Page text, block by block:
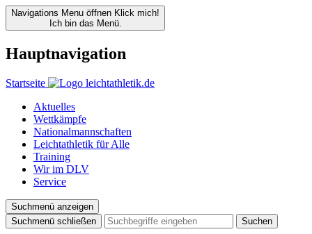
Navigations Menu öffnen Klick mich!
Ich bin das Menü.
Hauptnavigation
Startseite
Aktuelles
Wettkämpfe
Nationalmannschaften
Leichtathletik für Alle
Training
Wir im DLV
Service
Suchmenü anzeigen
Suchmenü schließen
Suchen